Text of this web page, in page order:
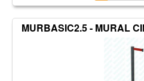
MURBASIC2.5 - MURAL